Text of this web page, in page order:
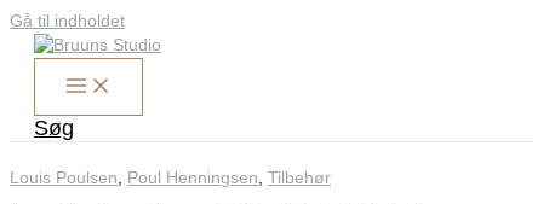
Gå til indholdet
Søg
Louis Poulsen, Poul Henningsen, Tilbehør